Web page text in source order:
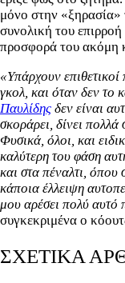
μόνο στην
συνολική του
προσφορά του ακόμη
«Υπάρχουν
γκολ, και όταν δεν το
Παυλίδης δεν είναι
σκοράρει, δίνει πολλά
Φυσικά, όλοι, και
καλύτερη του φάση
και στα πέναλτι, όπου
κάποια έλλειψη
μου αρέσει πολύ αυτό
συγκεκριμένα ο
ΣΧΕΤΙΚΑ